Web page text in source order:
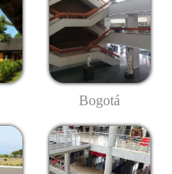
Bogotá